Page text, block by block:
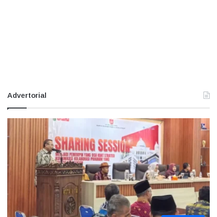
Advertorial